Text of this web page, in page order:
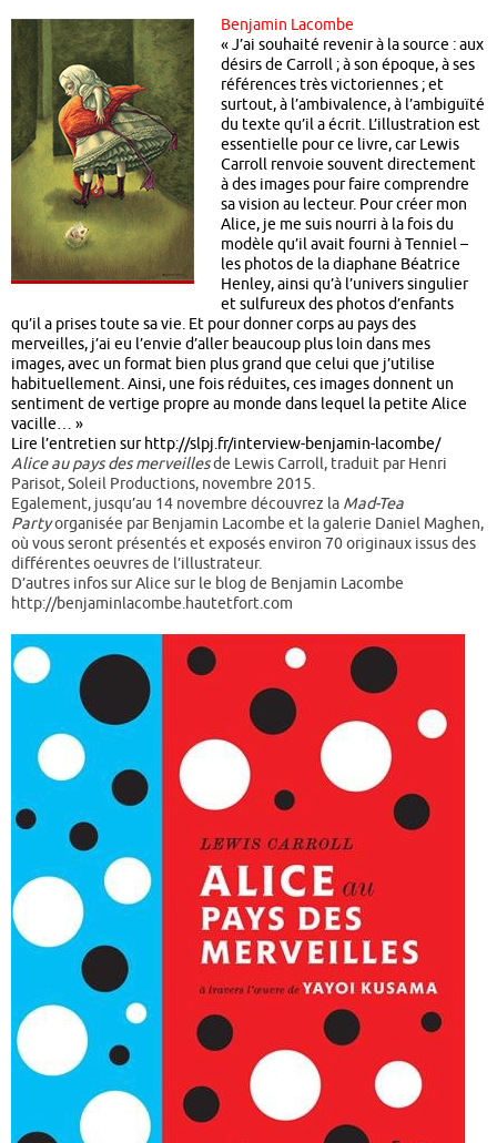
Benjamin Lacombe
« J’ai souhaité revenir à la source : aux
désirs de Carroll ; à son époque, à ses
références très victoriennes ; et
surtout, à l’ambivalence, à l’ambiguïté
du texte qu’il a écrit. L’illustration est
essentielle pour ce livre, car Lewis
Carroll renvoie souvent directement
à des images pour faire comprendre
sa vision au lecteur. Pour créer mon
Alice, je me suis nourri à la fois du
modèle qu’il avait fourni à Tenniel –
les photos de la diaphane Béatrice
Henley, ainsi qu’à l’univers singulier
et sulfureux des photos d’enfants
qu’il a prises toute sa vie. Et pour donner corps au pays des
merveilles, j’ai eu l’envie d’aller beaucoup plus loin dans mes
images, avec un format bien plus grand que celui que j’utilise
habituellement. Ainsi, une fois réduites, ces images donnent un
sentiment de vertige propre au monde dans lequel la petite Alice
vacille… »
Lire l’entretien sur http://slpj.fr/interview-benjamin-lacombe/
Alice au pays des merveillesde Lewis Carroll, traduit par Henri
Parisot, Soleil Productions, novembre 2015.
Egalement, jusqu’au 14 novembre découvrez la Mad-Tea
Partyorganisée par Benjamin Lacombe et la galerie Daniel Maghen,
où vous seront présentés et exposés environ 70 originaux issus des
différentes oeuvres de l’illustrateur.
D’autres infos sur Alice sur le blog de Benjamin Lacombe
http://benjaminlacombe.hautetfort.com